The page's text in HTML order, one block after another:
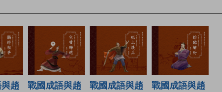
趙
戰國成語與趙
戰國成語與趙
戰國成語與趙